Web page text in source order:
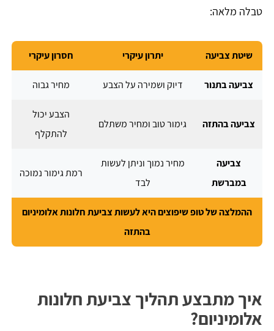
טבלה מלאה:
שיטת צביעה יתרון עיקרי חסרון עיקרי
צביעה בתנור דיוק ושמירה על הצבע מחיר גבוה
צביעה בהתזה גימור טוב ומחיר משתלם
הצבע יכול
להתקלף
צביעה
במברשת
מחיר נמוך וניתן לעשות
לבד
רמת גימור נמוכה
ההמלצה של טופ שיפוצים היא לעשות צביעת חלונות אלומיניום
בהתזה
איך מתבצע תהליך צביעת חלונות
אלומיניום?